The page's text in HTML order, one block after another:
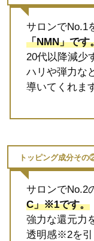
サロンでNo.1
「NMN」です
20代以降減少
ハリや弾力な
導いてくれま
トッピング成分その
サロンでNo.2
C」※1です。
強力な還元力
透明感※2を引